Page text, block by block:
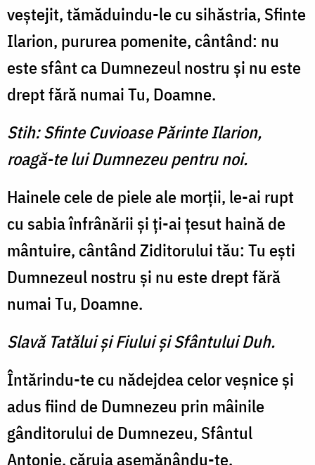
veştejit, tămăduindu-le cu sihăstria, Sfinte
Ilarion, pururea pomenite, cân­tând: nu
este sfânt ca Dum­nezeul nostru şi nu este
drept fără numai Tu, Doamne.
Stih: Sfinte Cuvioase Părinte Ilarion,
roagă-te lui Dumnezeu pentru noi.
Hainele cele de piele ale morţii, le-ai rupt
cu sabia înfrânării şi ţi-ai ţesut haină de
mântuire, cântând Ziditorului tău: Tu eşti
Dumnezeul nostru şi nu este drept fără
numai Tu, Doamne.
Slavă Tatălui şi Fiului şi Sfântului Duh.
Întărindu-te cu nădejdea ce­lor veşnice şi
adus fiind de Dumnezeu prin mâinile
gândi­torului de Dumnezeu, Sfântul
Antonie, căruia asemănându-te,